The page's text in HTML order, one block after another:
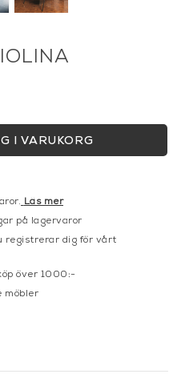
I VARUKORG
Läs mer
på lagervaror
registrerar dig för vårt
över 1000:-
möbler